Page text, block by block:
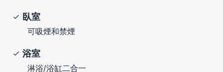
臥室
可吸煙和禁煙
浴室
淋浴/浴缸二合一